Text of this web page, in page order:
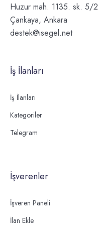
Huzur mah. 1135. sk. 5/2
Çankaya, Ankara
destek@isegel.net
İş İlanları
İş İlanları
Kategoriler
Telegram
İşverenler
İşveren Paneli
İlan Ekle